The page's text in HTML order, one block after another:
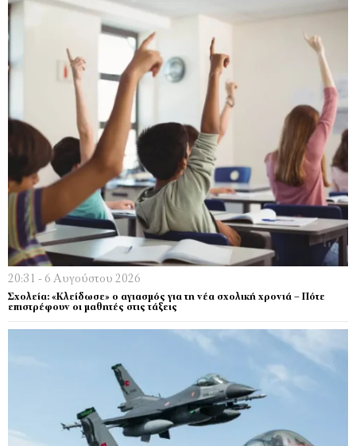
20:31 - 6 Αυγούστου 2026
Σχολεία: «Κλείδωσε» ο αγιασμός για τη νέα σχολική χρονιά – Πότε
επιστρέφουν οι μαθητές στις τάξεις